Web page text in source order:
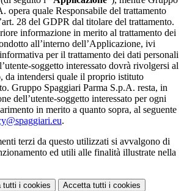
opera quale Responsabile del trattamento
28 del GDPR dal titolare del trattamento.
informazione in merito al trattamento dei
all’interno dell’Applicazione, ivi
per il trattamento dei dati personali
soggetto interessato dovrà rivolgersi al
da intendersi quale il proprio istituto
Gruppo Spaggiari Parma S.p.A. resta, in
dell’utente-soggetto interessato per ogni
in merito a quanto sopra, al seguente
.
terzi da questo utilizzati si avvalgono di
ed utili alle finalità illustrate nella
tutti i cookies Accetta tutti i cookies